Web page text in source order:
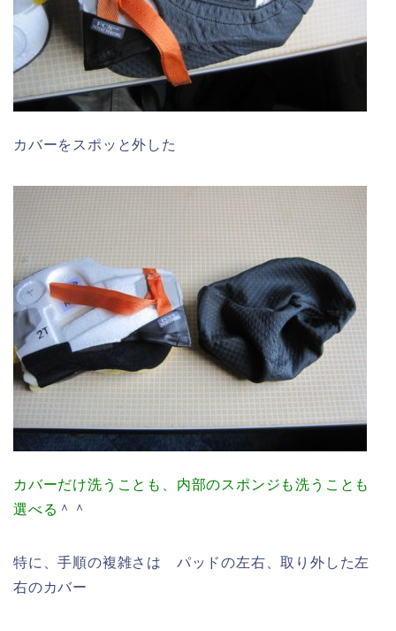
カバーをスポッと外した
カバーだけ洗うことも、内部のスポンジも洗うことも
選べる ＾＾
特に、手順の複雑さは パッドの左右、取り外した左
右のカバー